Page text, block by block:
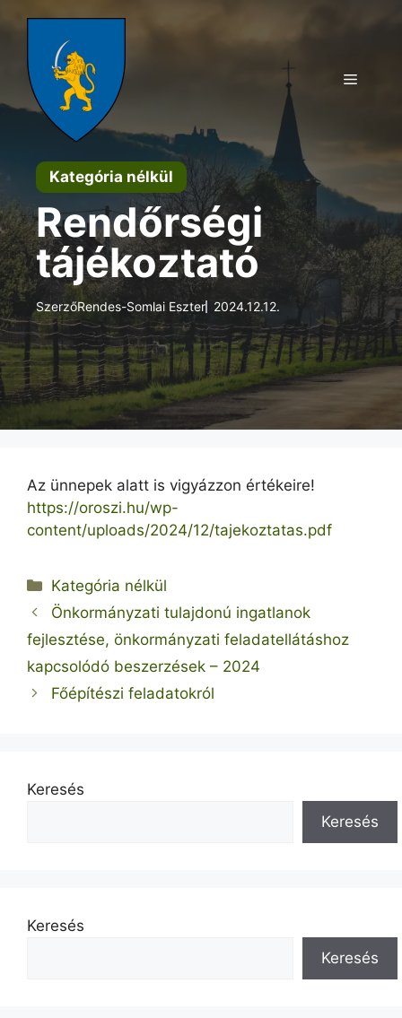
tartalomba
Menü
Kategória nélkül
Rendőrségi
tájékoztató
SzerzőRendes-Somlai Eszter 2024.12.12.
Az ünnepek alatt is vigyázzon értékeire!
https://oroszi.hu/wp-
content/uploads/2024/12/tajekoztatas.pdf
Kategória
Kategória nélkül
Önkormányzati tulajdonú ingatlanok
fejlesztése, önkormányzati feladatellátáshoz
kapcsolódó beszerzések – 2024
Főépítészi feladatokról
Keresés
Keresés
Keresés
Keresés